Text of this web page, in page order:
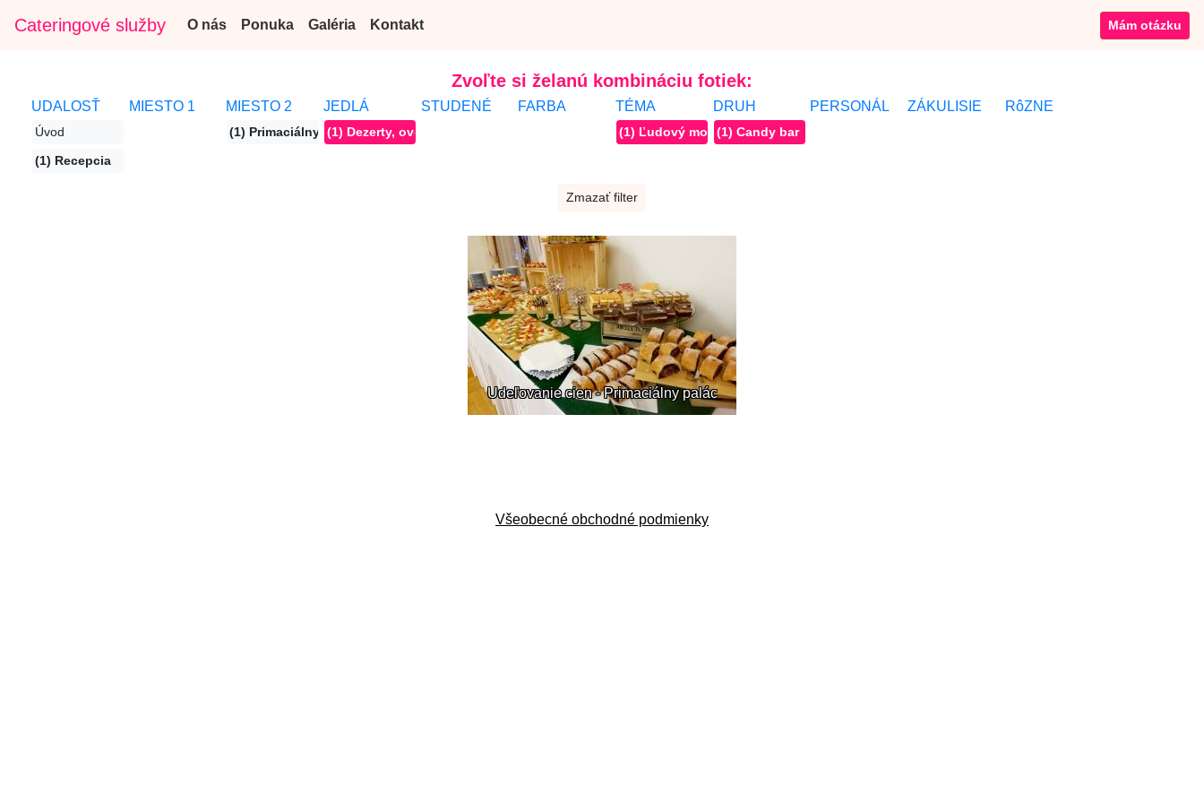
Cateringové služby O nás Ponuka Galéria Kontakt Mám otázku
Zvoľte si želanú kombináciu fotiek:
UDALOSŤ
Úvod
(1) Recepcia
MIESTO 1 MIESTO 2
(1) Primaciálny palác
JEDLÁ
(1) Dezerty, ovocie
STUDENÉ FARBA TÉMA
(1) Ľudový motív
DRUH
(1) Candy bar
PERSONÁL ZÁKULISIE RôZNE
Zmazať filter
Udeľovanie cien - Primaciálny palác
Všeobecné obchodné podmienky